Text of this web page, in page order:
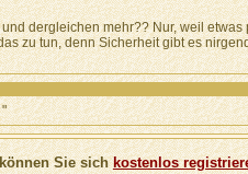
dergleichen mehr?? Nur, weil etwas
zu tun, denn Sicherheit gibt es
Sie sichkostenlos